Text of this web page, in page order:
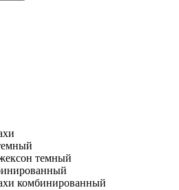
темный
комбинированный